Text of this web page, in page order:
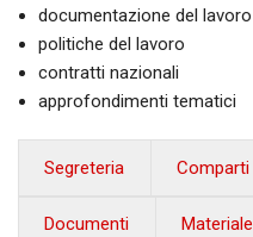
documentazione del lavoro
politiche del lavoro
contratti nazionali
approfondimenti tematici
Segreteria Comparti
Documenti Materiale